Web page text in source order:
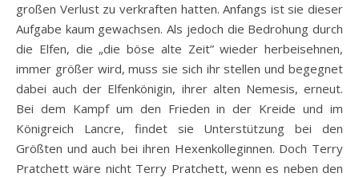
großen Verlust zu verkraften hatten. Anfangs ist sie dieser
Aufgabe kaum gewachsen. Als jedoch die Bedrohung durch
die Elfen, die „die böse alte Zeit” wieder herbeisehnen,
immer größer wird, muss sie sich ihr stellen und begegnet
dabei auch der Elfenkönigin, ihrer alten Nemesis, erneut.
Bei dem Kampf um den Frieden in der Kreide und im
Königreich Lancre, findet sie Unterstützung bei den
Größten und auch bei ihren Hexenkolleginnen. Doch Terry
Pratchett wäre nicht Terry Pratchett, wenn es neben den